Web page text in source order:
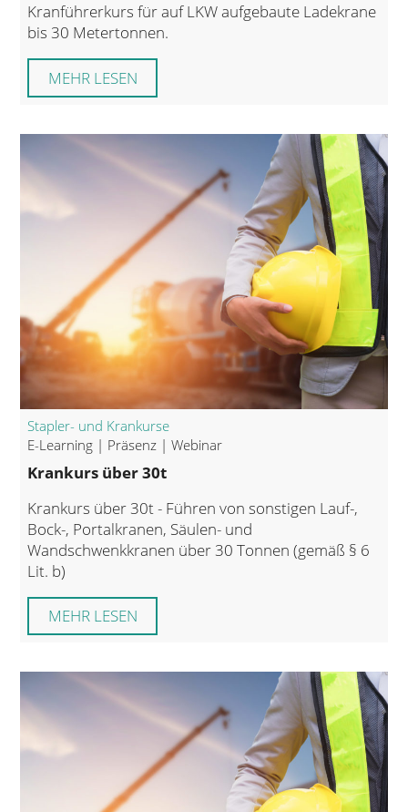
Kranführerkurs für auf LKW aufgebaute Ladekrane
bis 30 Metertonnen.
MEHR LESEN
Stapler- und Krankurse
E-Learning | Präsenz | Webinar
Krankurs über 30t
Krankurs über 30t - Führen von sonstigen Lauf-,
Bock-, Portalkranen, Säulen- und
Wandschwenkkranen über 30 Tonnen (gemäß § 6
Lit. b)
MEHR LESEN